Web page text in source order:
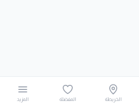
الخريطة المفضلة المزيد